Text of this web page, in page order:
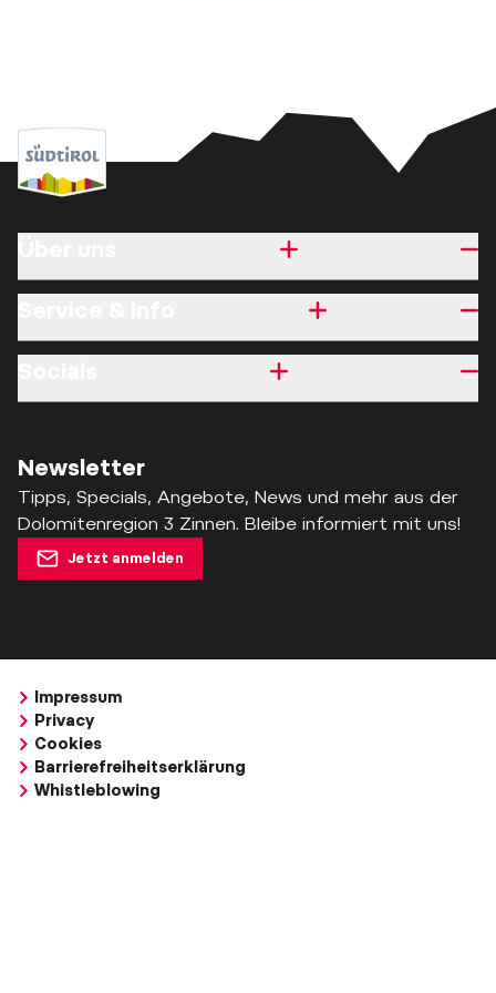
Newsletter
Tipps, Specials, Angebote, News und mehr aus der
Dolomitenregion 3 Zinnen. Bleibe informiert mit uns!
Jetzt anmelden
Impressum
Privacy
Cookies
Barrierefreiheitserklärung
Whistleblowing